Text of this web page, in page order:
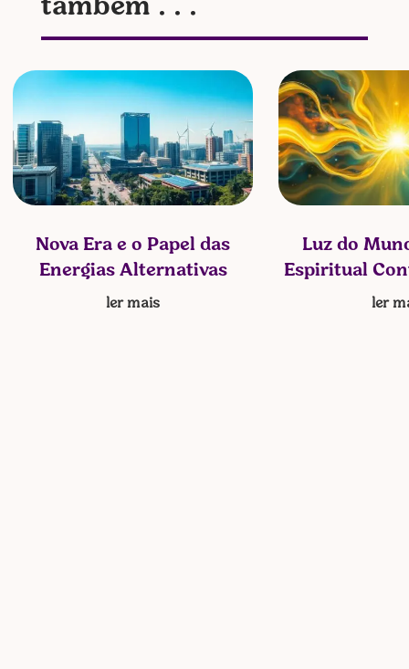
também . . .
Nova Era e o Papel das
Energias Alternativas
ler mais
Luz do
Espiritual
ler